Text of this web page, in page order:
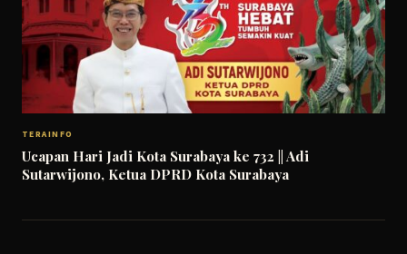
TERAINFO
Ucapan Hari Jadi Kota Surabaya ke 732 || Adi
Sutarwijono, Ketua DPRD Kota Surabaya